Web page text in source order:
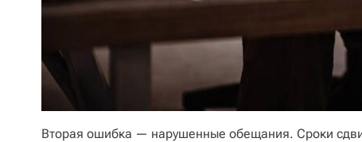
Вторая ошибка — нарушенные обещания. Сроки